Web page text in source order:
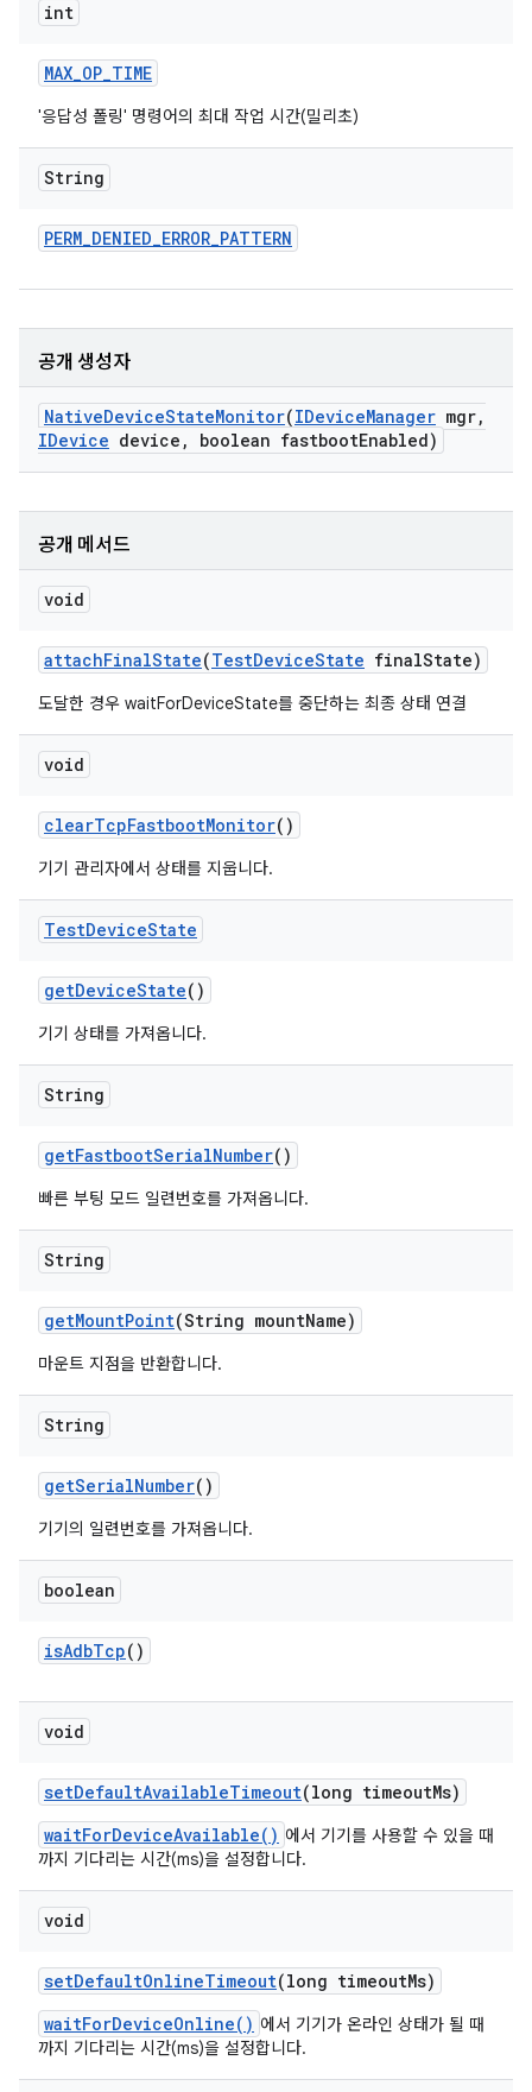
int
MAX_OP_TIME
'응답성 폴링' 명령어의 최대 작업 시간(밀리초)
String
PERM_DENIED_ERROR_PATTERN
공개 생성자
NativeDeviceStateMonitor(IDeviceManager mgr,
IDevice device , boolean fastbootEnabled)
공개 메서드
void
attachFinalState(TestDeviceState finalState)
도달한 경우 waitForDeviceState를 중단하는 최종 상태 연결
void
clearTcpFastbootMonitor()
기기 관리자에서 상태를 지웁니다.
TestDeviceState
getDeviceState()
기기 상태를 가져옵니다.
String
getFastbootSerialNumber()
빠른 부팅 모드 일련번호를 가져옵니다.
String
getMountPoint(String mountName)
마운트 지점을 반환합니다.
String
getSerialNumber()
기기의 일련번호를 가져옵니다.
boolean
isAdbTcp()
void
setDefaultAvailableTimeout(long timeoutMs)
waitForDeviceAvailable() 에서 기기를 사용할 수 있을 때
까지 기다리는 시간(ms)을 설정합니다.
void
setDefaultOnlineTimeout(long timeoutMs)
waitForDeviceOnline() 에서 기기가 온라인 상태가 될 때
까지 기다리는 시간(ms)을 설정합니다.